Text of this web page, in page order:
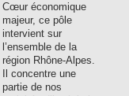
Cœur économique
majeur, ce pôle
intervient sur
l’ensemble de la
région Rhône-Alpes.
Il concentre une
partie de nos